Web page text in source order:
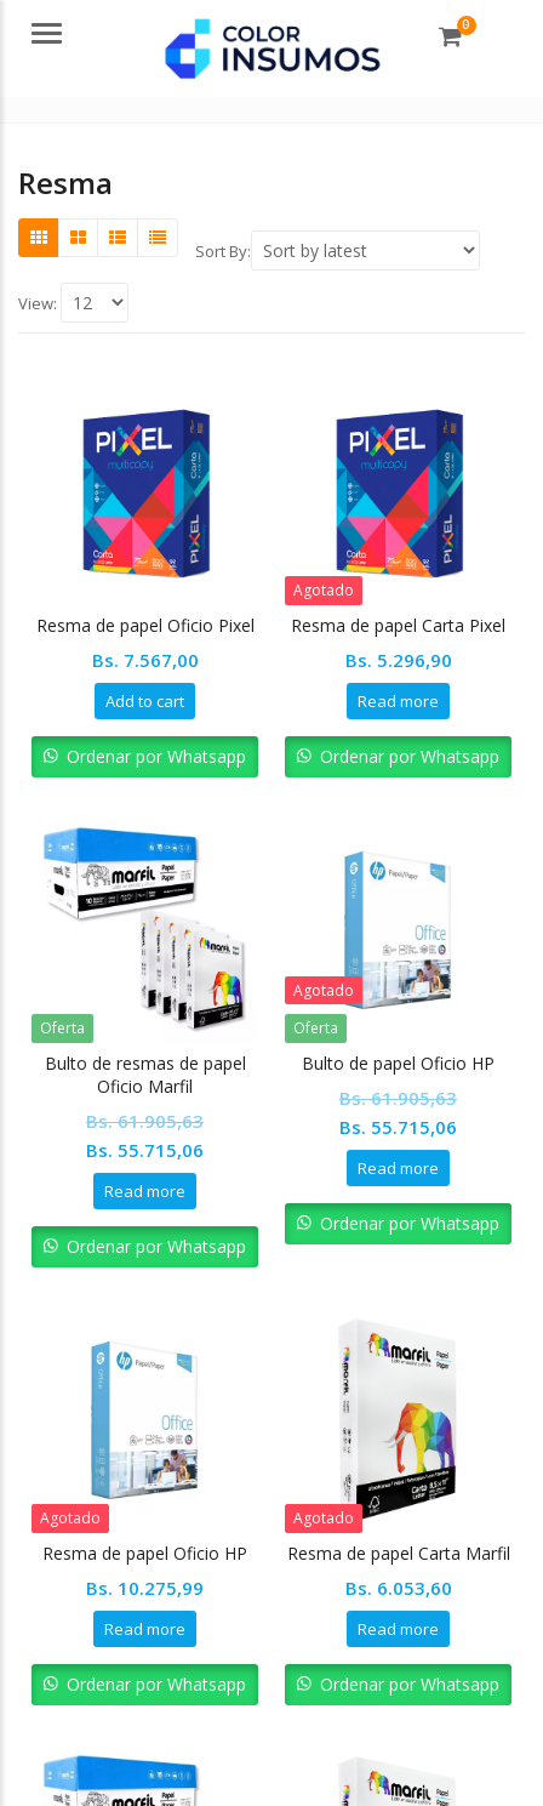
Menu 0
Resma
Sort By:
View:
Resma de papel Oficio Pixel
Bs. 7.567,00
Add to cart
Ordenar por Whatsapp
Agotado
Resma de papel Carta Pixel
Bs. 5.296,90
Read more
Ordenar por Whatsapp
Oferta
Bulto de resmas de papel
Oficio Marfil
Bs.61.905,63
Original
price
was:
Bs. 61.905,63.
Bs. 55.715,06
Bs. 55.715,06.
Read more
Ordenar por Whatsapp
Agotado
Oferta
Bulto de papel Oficio HP
Bs.61.905,63
Original
price
was:
Bs. 61.905,63.
Bs. 55.715,06
Bs.
Read more
Ordenar por Whatsapp
Agotado
Resma de papel Oficio HP
Bs. 10.275,99
Read more
Ordenar por Whatsapp
Agotado
Resma de papel Carta Marfil
Bs. 6.053,60
Read more
Ordenar por Whatsapp